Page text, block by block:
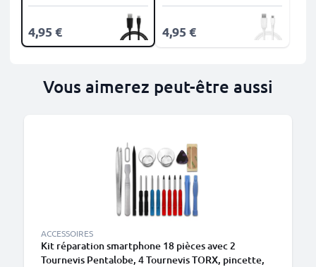
4,95 € 4,95 €
Vous aimerez peut-être aussi
ACCESSOIRES
Kit réparation smartphone 18 pièces avec 2
Tournevis Pentalobe, 4 Tournevis TORX, pincette,